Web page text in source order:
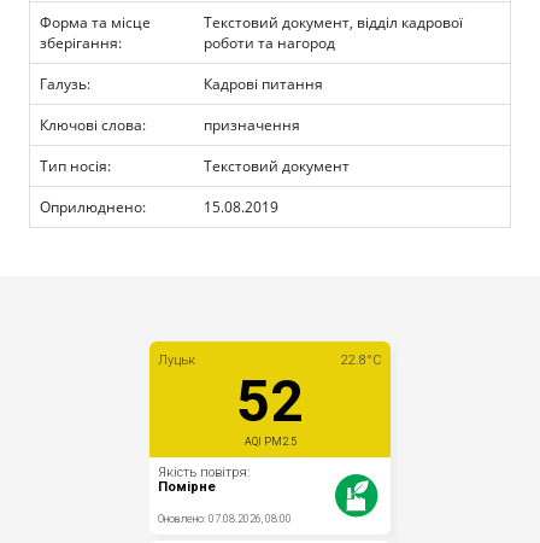
Форма та місце
зберігання:
Текстовий документ, відділ кадрової
роботи та нагород
Галузь:
Кадрові питання
Ключові слова:
призначення
Тип носія:
Текстовий документ
Оприлюднено:
15.08.2019